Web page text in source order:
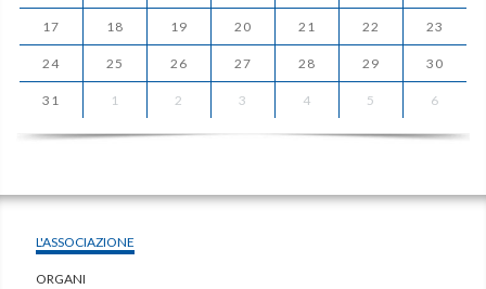
17 18 19 20 21 22 23
24 25 26 27 28 29 30
31 1 2 3 4 5 6
L'ASSOCIAZIONE
ORGANI